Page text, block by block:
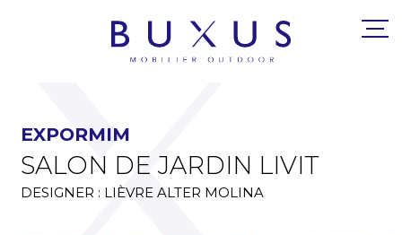
EXPORMIM
SALON DE JARDIN LIVIT
DESIGNER : LIÈVRE ALTER MOLINA